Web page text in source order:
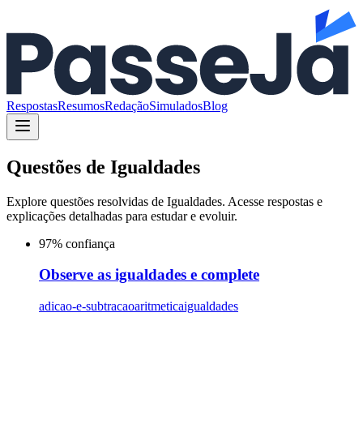
RespostasResumosRedaçãoSimuladosBlog
Questões de Igualdades
Explore questões resolvidas de Igualdades. Acesse respostas e
explicações detalhadas para estudar e evoluir.
97% confiança
Observe as igualdades e complete
adicao-e-subtracaoaritmeticaigualdades